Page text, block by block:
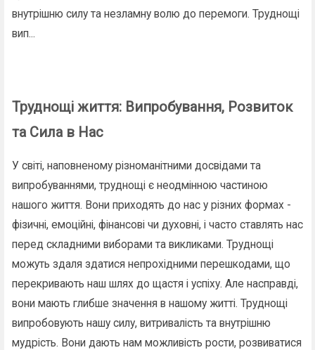
внутрішню силу та незламну волю до перемоги. Труднощі
вип...
Труднощі життя: Випробування, Розвиток
та Сила в Нас
У світі, наповненому різноманітними досвідами та
випробуваннями, труднощі є неодмінною частиною
нашого життя. Вони приходять до нас у різних формах -
фізичні, емоційні, фінансові чи духовні, і часто ставлять нас
перед складними виборами та викликами. Труднощі
можуть здаля здатися непрохідними перешкодами, що
перекривають наш шлях до щастя і успіху. Але насправді,
вони мають глибше значення в нашому житті. Труднощі
випробовують нашу силу, витривалість та внутрішню
мудрість. Вони дають нам можливість рости, розвиватися